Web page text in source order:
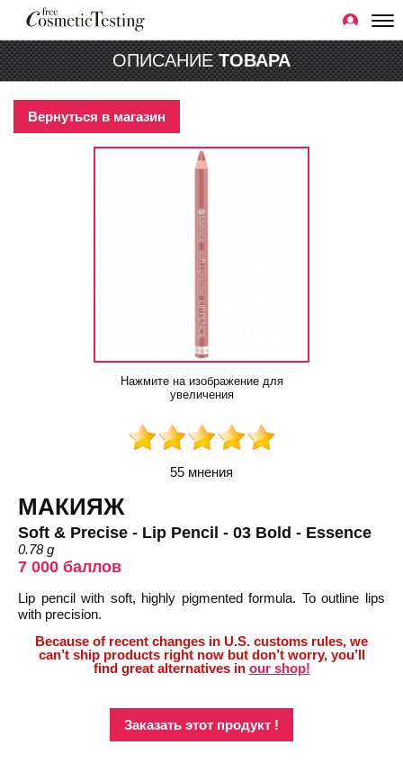
ОПИСАНИЕТОВАРА
Вернуться в магазин
Нажмите на изображение для
увеличения
55 мнения
МАКИЯЖ
Soft & Precise - Lip Pencil - 03 Bold - Essence
0.78 g
7 000 баллов
Lip pencil with soft, highly pigmented formula. To outline lips
with precision.
Because of recent changes in U.S. customs rules, we
can’t ship products right now but don’t worry, you’ll
find great alternatives in our shop!
Заказать этот продукт !